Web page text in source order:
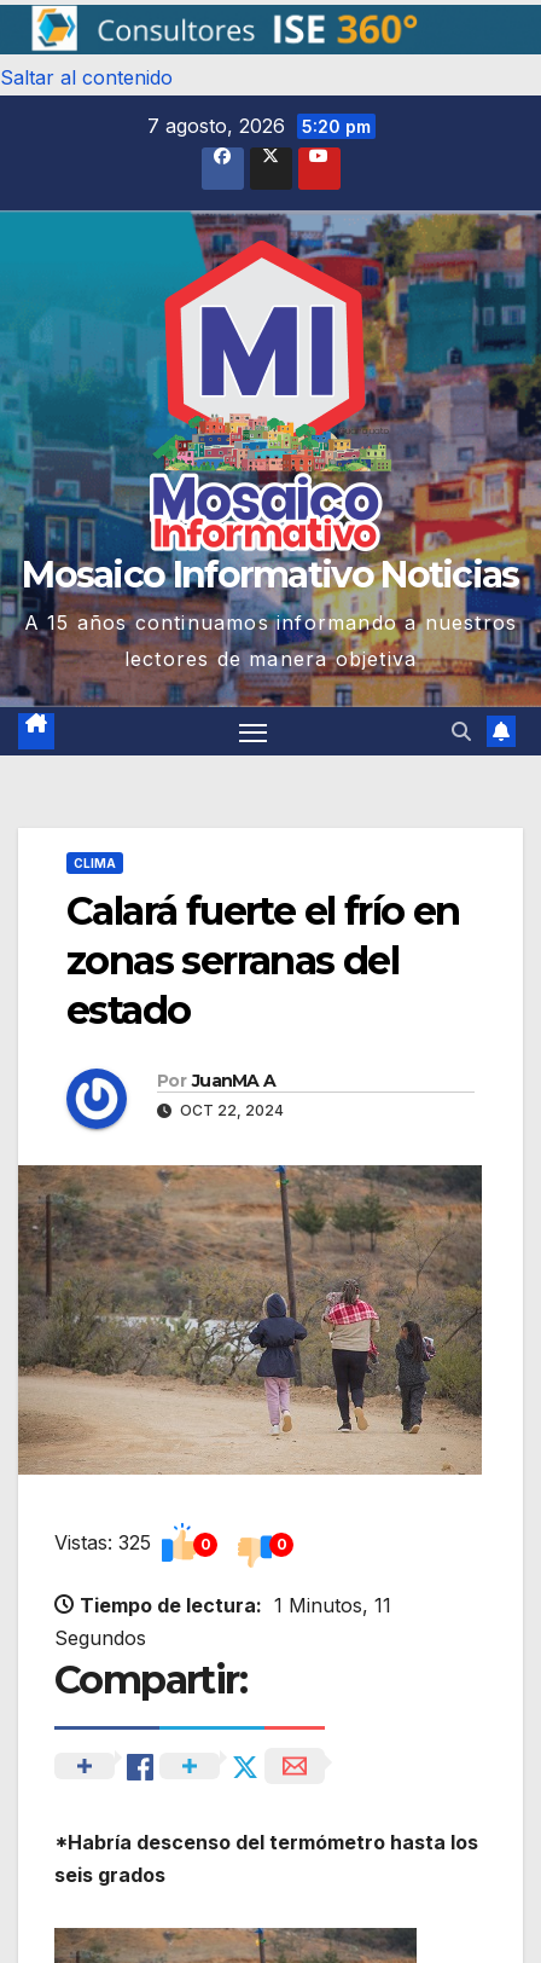
Saltar al contenido
7 agosto, 2026
5:20 pm
Mosaico Informativo Noticias
A 15 años continuamos informando a nuestros
lectores de manera objetiva
CLIMA
Calará fuerte el frío en
zonas serranas del
estado
Por JuanMA A
OCT 22, 2024
Vistas: 325 0 0
Tiempo de lectura: 1 Minutos, 11
Segundos
Compartir:
*Habría descenso del termómetro hasta los
seis grados